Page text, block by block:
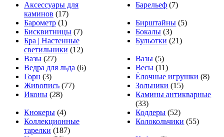
Аксессуары для
каминов (17)
Барельеф (7)
Барометр (1) Бирштайны (5)
Бисквитницы (7) Бокалы (3)
Бра | Настенные
светильники (12)
Бульотки (21)
Вазы (27) Вазы (5)
Ведра для льда (6) Весы (11)
Горн (3) Ёлочные игрушки (8)
Живопись (77) Зольники (15)
Иконы (28)
Камины антикварные
(33)
Кнокеры (4) Кодлеры (52)
Коллекционные
тарелки (187)
Колокольчики (55)